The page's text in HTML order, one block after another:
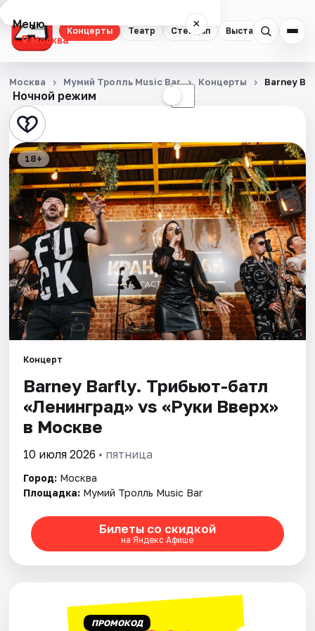
Концерты Театр Стендап Выставки
Меню ×
Москва
Концерты
Театр
Стендап
Выставки
Квесты
Экскурсии
Спорт
События
Площадки
Артисты
Рейтинги
Ночной режим ☾
Москва Мумий Тролль Music Bar Концерты Barney
18+
Концерт
Barney Barfly. Трибьют-батл
«Ленинград» vs «Руки Вверх»
в Москве
10 июля 2026 • пятница
Город: Москва
Площадка: Мумий Тролль Music Bar
Билеты со скидкой
на Яндекс Афише
ПРОМОКОД